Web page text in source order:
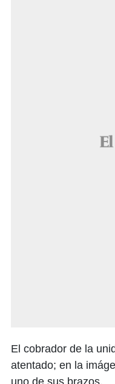
El cobrador de la
atentado; en la
uno de sus brazos.